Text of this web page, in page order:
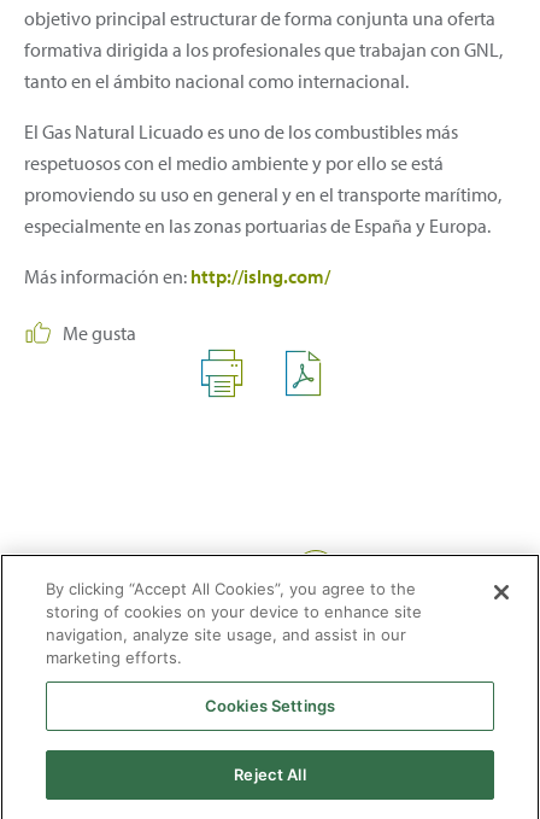
objetivo principal estructurar de forma conjunta una oferta
formativa dirigida a los profesionales que trabajan con GNL,
tanto en el ámbito nacional como internacional.
El Gas Natural Licuado es uno de los combustibles más
respetuosos con el medio ambiente y por ello se está
promoviendo su uso en general y en el transporte marítimo,
especialmente en las zonas portuarias de España y Europa.
Más información en: http://islng.com/
Me gusta
By clicking “Accept All Cookies”, you agree to the
storing of cookies on your device to enhance site
navigation, analyze site usage, and assist in our
marketing efforts.
Cookies Settings
Reject All